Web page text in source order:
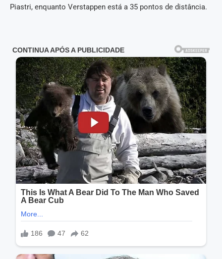
Piastri, enquanto Verstappen está a 35 pontos de distância.